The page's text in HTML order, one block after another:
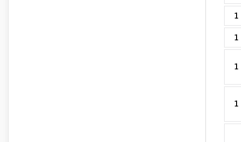
1
1
1
1